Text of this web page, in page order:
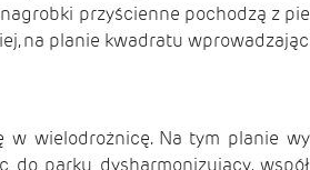
przyścienne pochodzą z
na planie kwadratu
wielodrożnicę. Na tym planie
parku dysharmonizujący,